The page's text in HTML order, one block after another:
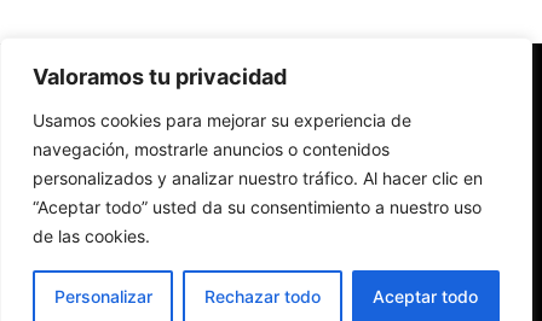
Valoramos tu privacidad
Usamos cookies para mejorar su experiencia de
navegación, mostrarle anuncios o contenidos
personalizados y analizar nuestro tráfico. Al hacer clic en
“Aceptar todo” usted da su consentimiento a nuestro uso
de las cookies.
Personalizar Rechazar todo Aceptar todo
Redes Cristianas
Una mirada alternativa sobre la Iglesia católica y la sociedad
- Colectivos de Redes Cristianas